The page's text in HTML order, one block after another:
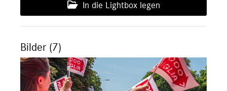
In die Lightbox legen
Bilder (7)